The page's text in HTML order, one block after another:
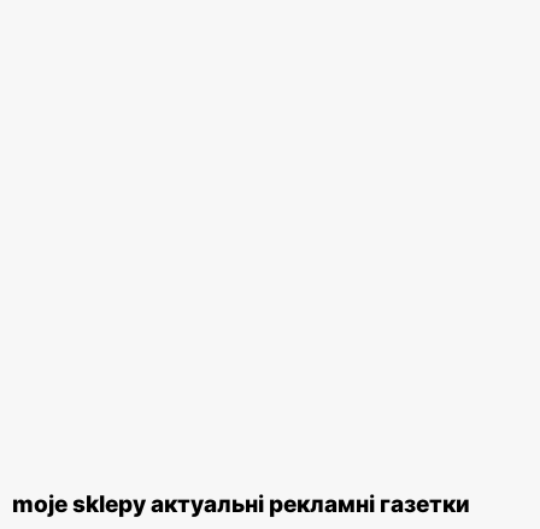
moje sklepy актуальні рекламні газетки